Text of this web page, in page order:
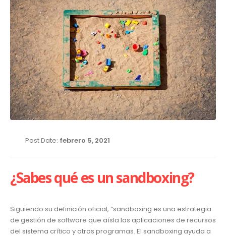
Post Date: febrero 5, 2021
¿Sabes qué es un sandboxing?
Siguiendo su definición oficial, “sandboxing es una estrategia
de gestión de software que aísla las aplicaciones de recursos
del sistema crítico y otros programas. El sandboxing ayuda a